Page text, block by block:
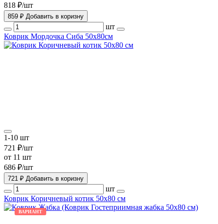
818 ₽/шт
859 ₽ Добавить в коризну
шт
Коврик Мордочка Сиба 50х80см
1-10 шт
721 ₽/шт
от 11 шт
686 ₽/шт
721 ₽ Добавить в коризну
шт
Коврик Коричневый котик 50х80 см
ВАРИАНТ